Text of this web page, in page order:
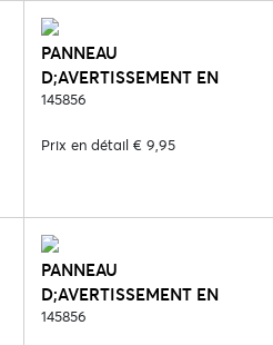
PANNEAU
D;AVERTISSEMENT EN
MÉTAL - 8009. VERBODEN
145856
Prix en détail € 9,95
PANNEAU
D;AVERTISSEMENT EN
MÉTAL - 8060. PAS OP
145856